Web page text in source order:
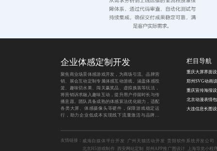
企业体感定制开发
聚焦商业场景体感游戏开发，为商场引流、品牌营
销、展会互动定制专属体感互动游戏。涵盖体感投
篮、趣味切水果、闯关赢奖品、虚拟换装等玩法，
将营销诉求融入趣味互动，提升用户停留时长与传
播意愿。团队具备成熟的体感算法优化能力，适配
各类大屏、体感摄像头等硬件，保障游戏稳定运
行，助力企业低成本实现线下流量激活与品牌曝
栏目导航
友情链接： 威海自媒体平台开发 广州天猫活动开发 贵阳软件系统开发公司
北京H5游戏制作 西安网站定制 郑州APP推广图设计 上海导览小程